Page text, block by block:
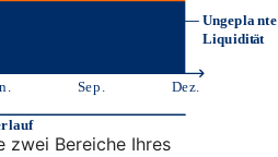
zwei Bereiche Ihres